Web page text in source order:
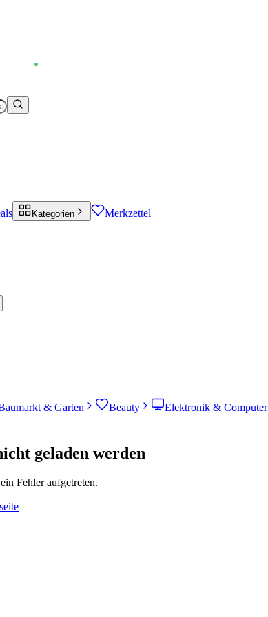
Kategorien Merkzettel
& Garten Beauty Elektronik & Computer
geladen werden
Fehler aufgetreten.